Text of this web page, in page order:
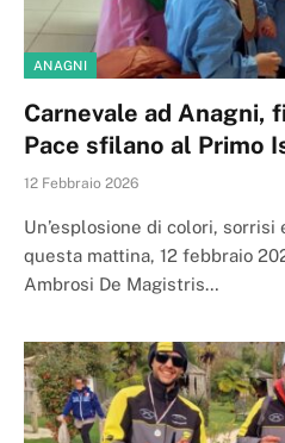
ANAGNI
Carnevale ad Anagni,
Pace sfilano al Primo
12 Febbraio 2026
Un’esplosione di colori,
questa mattina, 12 febbraio
Ambrosi De Magistris…